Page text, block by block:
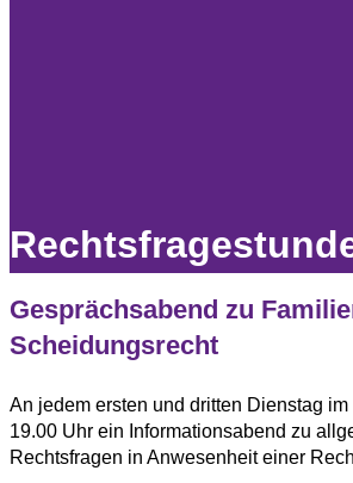
Gesprächsabend zu
Scheidungsrecht
An jedem ersten und dritten Dienstag
19.00 Uhr ein Informationsabend zu
Rechtsfragen in Anwesenheit einer